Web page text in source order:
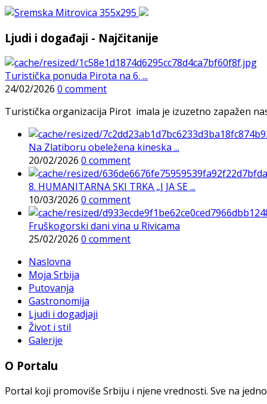
Ljudi i događaji - Najčitanije
Turistička ponuda Pirota na 6. ...
24/02/2026 0 comment
Turistička organizacija Pirot imala je izuzetno zapažen
Na Zlatiboru obeležena kineska ...
20/02/2026 0 comment
8. HUMANITARNA SKI TRKA „I JA SE ...
10/03/2026 0 comment
Fruškogorski dani vina u Rivicama
25/02/2026 0 comment
Naslovna
Moja Srbija
Putovanja
Gastronomija
Ljudi i dogadjaji
Život i stil
Galerije
O Portalu
Portal koji promoviše Srbiju i njene vrednosti. Sve na